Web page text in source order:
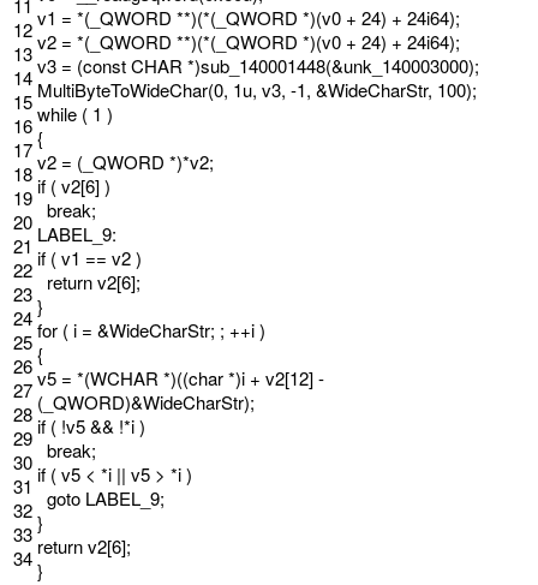
11
12
13
14
15
16
17
18
19
20
21
22
23
24
25
26
27
28
29
30
31
32
33
34
v1 = *( _QWORD **)(*( _QWORD *)(v0 + 24) + 24i64);
v2 = *( _QWORD **)(*( _QWORD *)(v0 + 24) + 24i64);
v3 = (constCHAR *)sub_140001448(&unk_140003000);
MultiByteToWideChar(0, 1u, v3, -1, &WideCharStr, 100);
while ( 1 )
{
v2 = ( _QWORD *)*v2;
if (v2[6])
break;
LABEL_9:
if (v1 == v2)
returnv2[6];
}
for (i = &WideCharStr; ; ++i)
{
v5 = *(WCHAR *)((char*)i + v2[12]-
( _QWORD)&WideCharStr);
if ( !v5&& !*i )
break;
if (v5 < *i || v5 > *i)
goto LABEL_9;
}
returnv2[6];
}